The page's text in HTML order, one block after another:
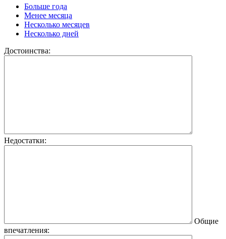
Больше года
Менее месяца
Несколько месяцев
Несколько дней
Достоинства:
Недостатки:
Общие
впечатления: